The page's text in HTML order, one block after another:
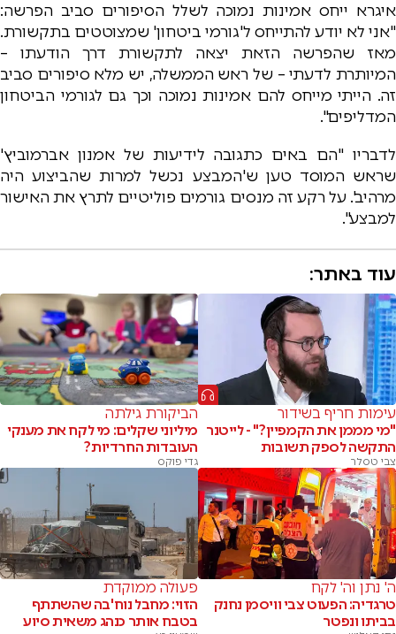
איגרא ייחס אמינות נמוכה לשלל הסיפורים סביב הפרשה:
"אני לא יודע להתייחס ל'גורמי ביטחון' שמצוטטים בתקשורת.
מאז שהפרשה הזאת יצאה לתקשורת דרך הודעתו –
המיותרת לדעתי – של ראש הממשלה, יש מלא סיפורים סביב
זה. הייתי מייחס להם אמינות נמוכה וכך גם לגורמי הביטחון
המדליפים".
לדבריו "הם באים כתגובה לידיעות של אמנון אברמוביץ'
שראש המוסד טען ש'המבצע נכשל למרות שהביצוע היה
מרהיב'. על רקע זה מנסים גורמים פוליטיים לתרץ את האישור
למבצע".
עוד באתר:
עימות חריף בשידור
"מי מממן את הקמפיין?" - לייטנר
התקשה לספק תשובות
צבי טסלר
הביקורת גילתה
מיליוני שקלים: מי לקח את מענקי
העובדות החרדיות?
גדי פוקס
ה' נתן וה' לקח
טרגדיה: הפעוט צבי וויסמן נחנק
בביתו ונפטר
פעולה ממוקדת
הזוי: מחבל נוח'בה שהשתתף
בטבח אותר כנהג משאית סיוע